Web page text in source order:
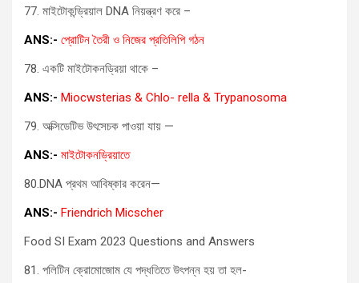
77. মাইটোকন্ড্রিয়াল DNA নিয়ন্ত্রণ করে –
ANS:- প্রোটিন তৈরী ও নিজের প্রতিলিপি গঠন
78. একটি মাইটোকনড্রিয়া থাকে –
ANS:- Miocwsterias & Chlo- rella & Trypanosoma
79. অক্সিডেটিভ উৎসেচক পাওয়া যায় —
ANS:- মাইটোকনড্রিয়াতে
80.DNA প্রথম আবিষ্কার করেন—
ANS:- Friendrich Micscher
Food SI Exam 2023 Questions and Answers
81. পলিটিন ক্রোমোজোম যে পদ্ধতিতে উৎপন্ন হয় তা হল-